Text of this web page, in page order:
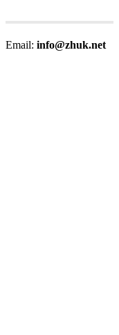
Email: info@zhuk.net